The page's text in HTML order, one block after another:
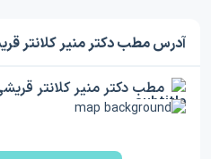
آدرس مطب دکتر منیر کلانتر
مطب دکتر منیر کلانتر